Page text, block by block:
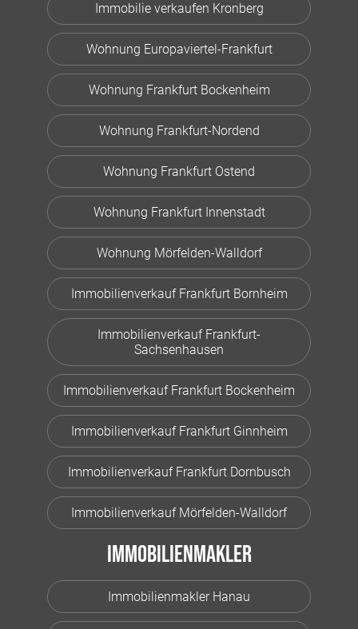
Immobilie verkaufen Kronberg
Wohnung Europaviertel-Frankfurt
Wohnung Frankfurt Bockenheim
Wohnung Frankfurt-Nordend
Wohnung Frankfurt Ostend
Wohnung Frankfurt Innenstadt
Wohnung Mörfelden-Walldorf
Immobilienverkauf Frankfurt Bornheim
Immobilienverkauf Frankfurt-
Sachsenhausen
Immobilienverkauf Frankfurt Bockenheim
Immobilienverkauf Frankfurt Ginnheim
Immobilienverkauf Frankfurt Dornbusch
Immobilienverkauf Mörfelden-Walldorf
Immobilienmakler
Immobilienmakler Hanau